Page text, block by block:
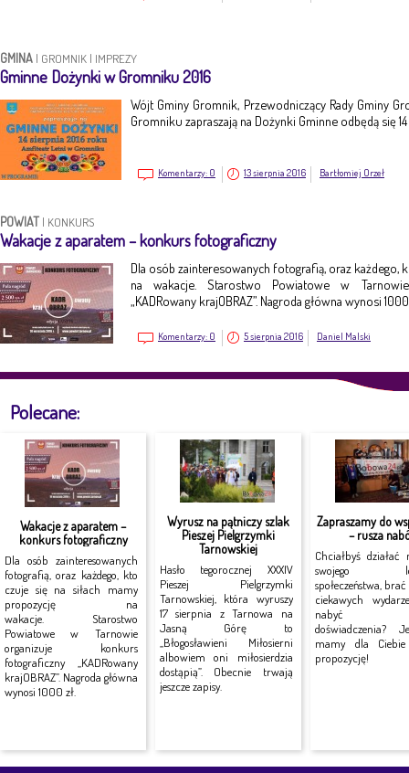
GMINA | GROMNIK | IMPREZY
Gminne Dożynki w Gromniku 2016
Wójt Gminy Gromnik, Przewodniczący Rady Gminy
Gromniku zapraszają na Dożynki Gminne odbędą się
Komentarzy: 0 13 sierpnia 2016 Bartłomiej Orzeł
POWIAT | KONKURS
Wakacje z aparatem – konkurs fotograficzny
Dla osób zainteresowanych fotografią, oraz każdego,
na wakacje. Starostwo Powiatowe w
„KADRowany krajOBRAZ”. Nagroda główna wynosi 1000
Komentarzy: 0 5 sierpnia 2016 Daniel Malski
Polecane:
Wakacje z aparatem –
konkurs fotograficzny
Dla osób zainteresowanych
fotografią, oraz każdego, kto
czuje się na siłach mamy
propozycję na
wakacje. Starostwo
Powiatowe w Tarnowie
organizuje konkurs
fotograficzny „KADRowany
krajOBRAZ”. Nagroda główna
wynosi 1000 zł.
Wyrusz na pątniczy szlak
Pieszej Pielgrzymki
Tarnowskiej
Hasło tegorocznej XXXIV
Pieszej Pielgrzymki
Tarnowskiej, która wyruszy
17 sierpnia z Tarnowa na
Jasną Górę to
„Błogosławieni Miłosierni
albowiem oni miłosierdzia
dostąpią”. Obecnie trwają
jeszcze zapisy.
Zapraszamy do
– rusza
Chciałbyś działać
swojego
społeczeństwa,
ciekawych
nabyć
doświadczenia?
mamy dla Ciebie
propozycję!